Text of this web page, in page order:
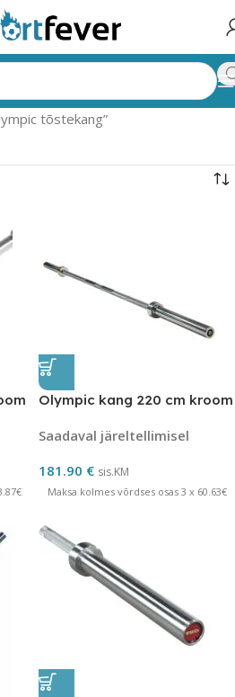
tõstekang”
Olympic kang 220 cm kroom
Saadaval järeltellimisel
181.90 € sis.KM
Maksa kolmes võrdses osas 3 x 60.63€